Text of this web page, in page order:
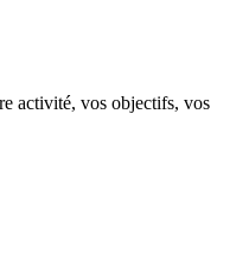
activité, vos objectifs, vos